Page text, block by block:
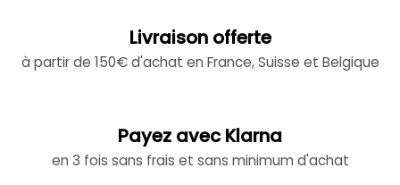
Livraison offerte
à partir de 150€ d'achat en France, Suisse et Belgique
Payez avec Klarna
en 3 fois sans frais et sans minimum d'achat